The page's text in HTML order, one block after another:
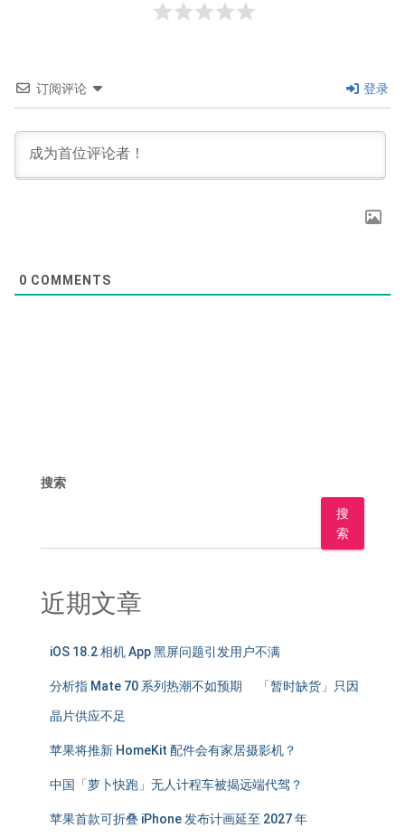
订阅评论 登录
0 COMMENTS
搜索
搜
索
近期文章
iOS 18.2 相机 App 黑屏问题引发用户不满
分析指 Mate 70 系列热潮不如预期 「暂时缺货」只因
晶片供应不足
苹果将推新 HomeKit 配件会有家居摄影机？
中国「萝卜快跑」无人计程车被揭远端代驾？
苹果首款可折叠 iPhone 发布计画延至 2027 年